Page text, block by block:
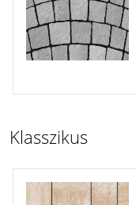
Klasszikus